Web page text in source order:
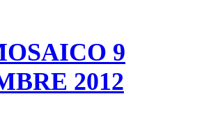
9
2012